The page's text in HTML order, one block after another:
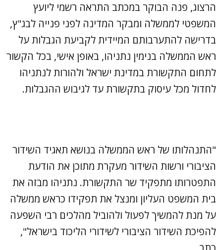
הרצוג, פנה הבוקר במכתב התראה רשמי ליועץ
המשפטי לממשלה ומבקר המדינה לפני פנייה לבג"ץ,
בדרישה להתערבותם המיידית לקביעת הגבלות על
ראש הממשלה בנימין נתניהו, באופן אישי, בכל הקשור
לתחום התקשורת במדינת ישראל ולהורות לנתניהו
לחדול מכל עיסוק בתקשורת עד לגיבוש ההגבלות.
"התנהלותו של ראש הממשלה בנושא תאגיד השידור
הציבורי ורשות השידור מעקרת מתוכן את הודעת
התפטרותו מתפקיד שר התקשורת. נתניהו מבזה את
בית המשפט העליון ומנצל את תפקידו כראש ממשלה
על מנת להמשיך לפעול ולהוביל מהלכים רבי השפעה
להפיכת השידור הציבורי לשידורי הליכוד בישראל",